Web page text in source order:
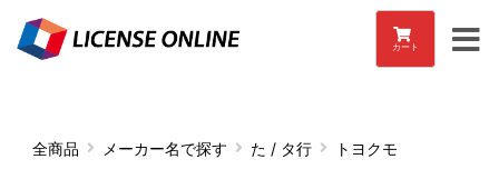
カート
全商品 メーカー名で探す た / タ行 トヨクモ